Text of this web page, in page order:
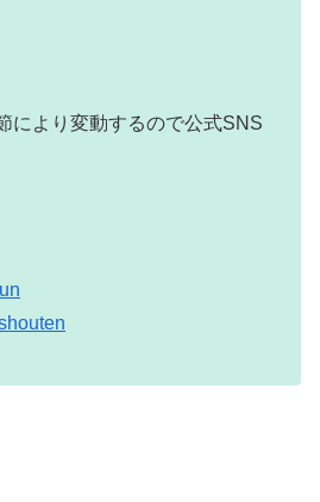
により変動するので公式SNS